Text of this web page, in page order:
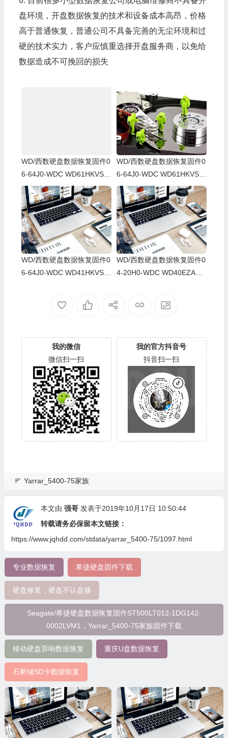
盘环境，开盘数据恢复的技术和设备成本高昂，价格
高于普通恢复，普通公司不具备完善的无尘环境和过
硬的技术实力，客户应慎重选择开盘服务商，以免给
数据造成不可挽回的损失
WD/西数硬盘数据恢复固件0
6-64J0-WDC WD61HKVS-7
8AUSY0-80-00A80-WD-WX
52D71DH04K-00060064-27
00
WD/西数硬盘数据恢复固件0
6-64J0-WDC WD61HKVS-7
8AUSY0-80-00A80-WD-WX
22D2143CAS-00060064-27
00
WD/西数硬盘数据恢复固件0
6-64J0-WDC WD41HKVS-7
WD/西数硬盘数据恢复固件0
4-20H0-WDC WD40EZAZ-0
700
我的微信
微信扫一扫
我的官方抖音号
抖音扫一扫
Yarrar_5400-75家族
本文由 强哥 发表于2019年10月17日 10:50:44
转载请务必保留本文链接：
https://www.jqhdd.com/stdata/yarrar_5400-75/1097.html
专业数据恢复 希捷硬盘固件下载
硬盘修复，硬盘不认盘修
Seagate/希捷硬盘数据恢复固件ST500LT012-1DG142-
0002LVM1，Yarrar_5400-75家族固件下载
移动硬盘异响数据恢复 重庆U盘数据恢复
石桥铺SD卡数据恢复